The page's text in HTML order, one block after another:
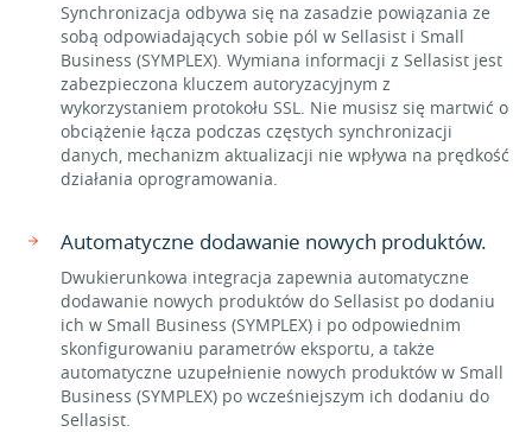
Synchronizacja odbywa się na zasadzie powiązania ze
sobą odpowiadających sobie pól w Sellasist i Small
Business (SYMPLEX). Wymiana informacji z Sellasist jest
zabezpieczona kluczem autoryzacyjnym z
wykorzystaniem protokołu SSL. Nie musisz się martwić o
obciążenie łącza podczas częstych synchronizacji
danych, mechanizm aktualizacji nie wpływa na prędkość
działania oprogramowania.
Automatyczne dodawanie nowych produktów.
Dwukierunkowa integracja zapewnia automatyczne
dodawanie nowych produktów do Sellasist po dodaniu
ich w Small Business (SYMPLEX) i po odpowiednim
skonfigurowaniu parametrów eksportu, a także
automatyczne uzupełnienie nowych produktów w Small
Business (SYMPLEX) po wcześniejszym ich dodaniu do
Sellasist.